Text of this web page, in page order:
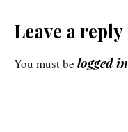
Leave a reply
You must be logged in